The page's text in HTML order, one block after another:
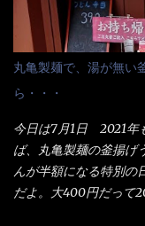
丸亀製麺で、湯が無
ら・・・
今日は7月1日 2021年
ば、丸亀製麺の釜揚げ
んが半額になる特別
だよ。大400円だって